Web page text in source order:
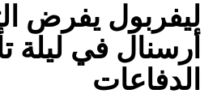
ليفربول يفرض
أرسنال في ليلة
الدفاعات